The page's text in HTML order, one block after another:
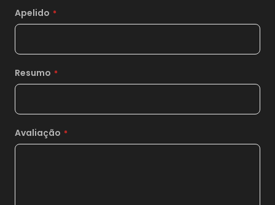
11x sem juros de
13xsem juros de 198,46
14x sem juros de
17xsem juros de 151,76
Apelido
Resumo
Avaliação